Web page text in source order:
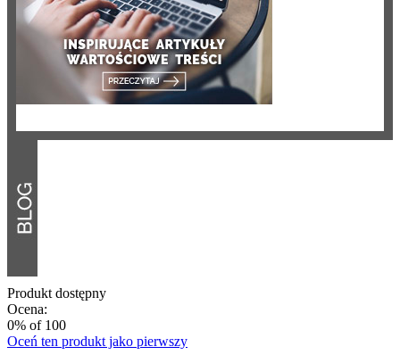
Produkt dostępny
Ocena:
0% of 100
Oceń ten produkt jako pierwszy